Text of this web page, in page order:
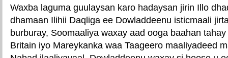
Waxba laguma guulaysan karo hadaysan jirin Illo
dhamaan Ilihii Daqliga ee Dowladdeenu isticmaali
burburay, Soomaaliya waxay aad ooga baahan
Britain iyo Mareykanka waa Taageero maaliyadeed